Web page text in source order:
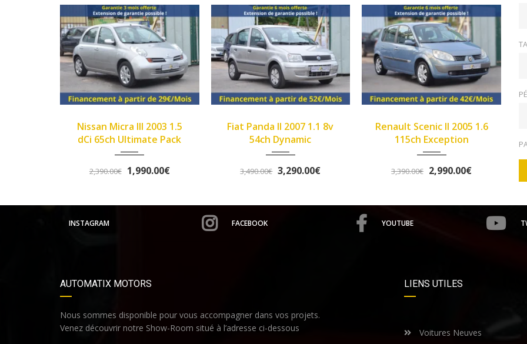
Fiat Panda II 2007 1.1 8v
54ch Dynamic
3,490.00€ 3,290.00€
149933
Renault Scenic II 2005 1.6
115ch Exception
3,390.00€ 2,990.00€
102345
>Opel Corsa IV 2013 1.2
Twinport 85ch Graphite
5,758.00€ 5,490.00€
INSTAGRAM FACEBOOK YOUTUBE
AUTOMATIX MOTORS
Nous sommes disponible pour vous accompagner dans vos projets.
Venez découvrir notre Show-Room situé à l’adresse ci-dessous
LIENS UTILES
Voitures Neuves